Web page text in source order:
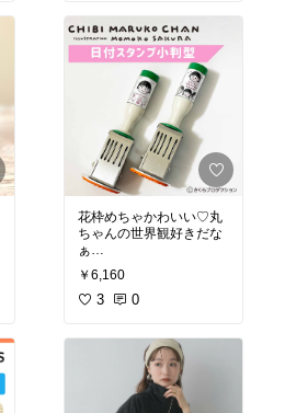
で使用感もかなり軽いで
す。あとは焼けないこと
を願うのみ
優しさはキュレルの方が
上みたい。上手に使って
#オリジナル写真
#日焼け
止め
花枠めちゃかわいい♡丸
ちゃんの世界観好きだな
#文房具好き
める
￥6,160
3 0